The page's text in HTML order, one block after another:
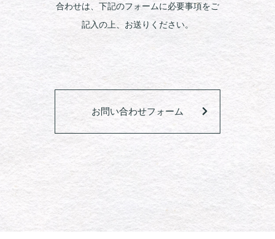
合わせは、下記のフォームに必要事項をご
記入の上、お送りください。
お問い合わせフォーム